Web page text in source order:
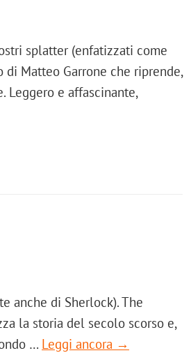
splatter (enfatizzati come
di Matteo Garrone che riprende,
Leggero e affascinante,
anche di Sherlock). The
la storia del secolo scorso e,
… Leggi ancora →